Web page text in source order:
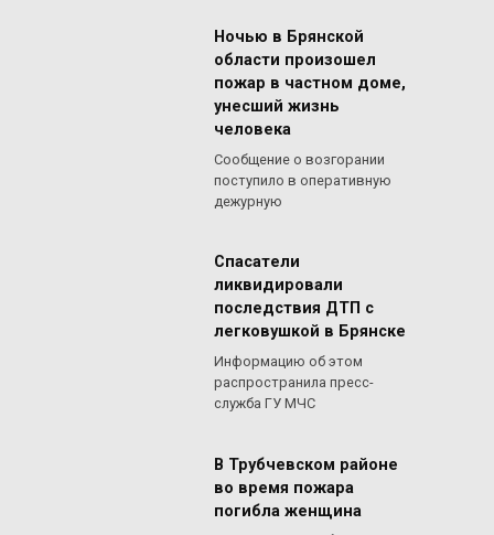
Ночью в Брянской
области произошел
пожар в частном доме,
унесший жизнь
человека
Сообщение о возгорании
поступило в оперативную
дежурную
Спасатели
ликвидировали
последствия ДТП с
легковушкой в Брянске
Информацию об этом
распространила пресс-
служба ГУ МЧС
В Трубчевском районе
во время пожара
погибла женщина